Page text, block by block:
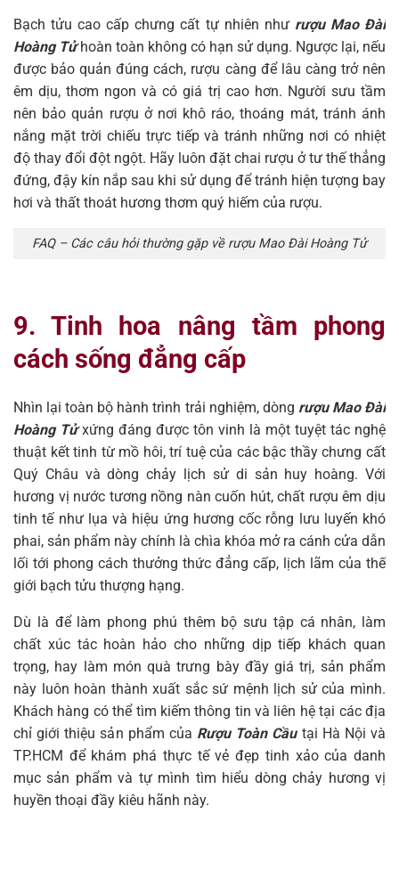
Bạch tửu cao cấp chưng cất tự nhiên như rượu Mao Đài
Hoàng Tửhoàn toàn không có hạn sử dụng. Ngược lại, nếu
được bảo quản đúng cách, rượu càng để lâu càng trở nên
êm dịu, thơm ngon và có giá trị cao hơn. Người sưu tầm
nên bảo quản rượu ở nơi khô ráo, thoáng mát, tránh ánh
nắng mặt trời chiếu trực tiếp và tránh những nơi có nhiệt
độ thay đổi đột ngột. Hãy luôn đặt chai rượu ở tư thế thẳng
đứng, đậy kín nắp sau khi sử dụng để tránh hiện tượng bay
hơi và thất thoát hương thơm quý hiếm của rượu.
FAQ – Các câu hỏi thường gặp về rượu Mao Đài Hoàng Tử
9. Tinh hoa nâng tầm phong
cách sống đẳng cấp
Nhìn lại toàn bộ hành trình trải nghiệm, dòng rượu Mao Đài
Hoàng Tửxứng đáng được tôn vinh là một tuyệt tác nghệ
thuật kết tinh từ mồ hôi, trí tuệ của các bậc thầy chưng cất
Quý Châu và dòng chảy lịch sử di sản huy hoàng. Với
hương vị nước tương nồng nàn cuốn hút, chất rượu êm dịu
tinh tế như lụa và hiệu ứng hương cốc rỗng lưu luyến khó
phai, sản phẩm này chính là chìa khóa mở ra cánh cửa dẫn
lối tới phong cách thưởng thức đẳng cấp, lịch lãm của thế
giới bạch tửu thượng hạng.
Dù là để làm phong phú thêm bộ sưu tập cá nhân, làm
chất xúc tác hoàn hảo cho những dịp tiếp khách quan
trọng, hay làm món quà trưng bày đầy giá trị, sản phẩm
này luôn hoàn thành xuất sắc sứ mệnh lịch sử của mình.
Khách hàng có thể tìm kiếm thông tin và liên hệ tại các địa
chỉ giới thiệu sản phẩm của Rượu Toàn Cầutại Hà Nội và
TP.HCM để khám phá thực tế vẻ đẹp tinh xảo của danh
mục sản phẩm và tự mình tìm hiểu dòng chảy hương vị
huyền thoại đầy kiêu hãnh này.